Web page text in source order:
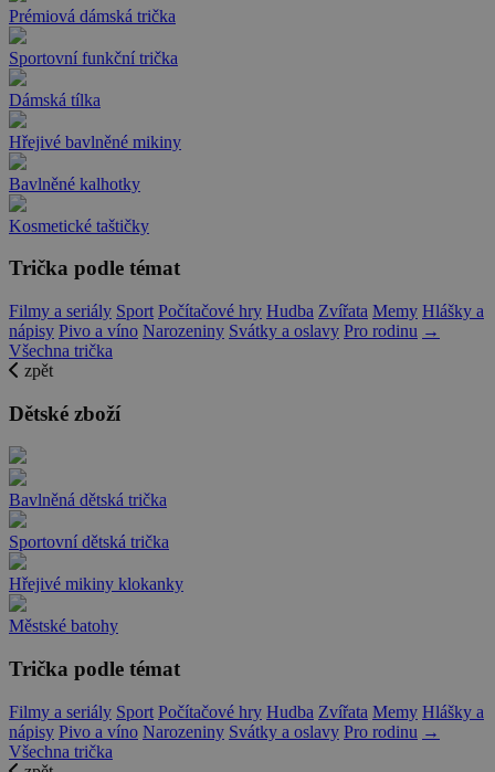
Prémiová dámská trička
Sportovní funkční trička
Dámská tílka
Hřejivé bavlněné mikiny
Bavlněné kalhotky
Kosmetické taštičky
Trička podle témat
Filmy a seriály Sport Počítačové hry Hudba Zvířata Memy Hlášky a
nápisy Pivo a víno Narozeniny Svátky a oslavy Pro rodinu →
Všechna trička
zpět
Dětské zboží
Bavlněná dětská trička
Sportovní dětská trička
Hřejivé mikiny klokanky
Městské batohy
Trička podle témat
Filmy a seriály Sport Počítačové hry Hudba Zvířata Memy Hlášky a
nápisy Pivo a víno Narozeniny Svátky a oslavy Pro rodinu →
Všechna trička